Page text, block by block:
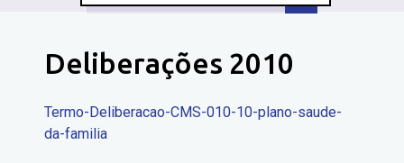
Deliberações 2010
Termo-Deliberacao-CMS-010-10-plano-saude-
da-familia